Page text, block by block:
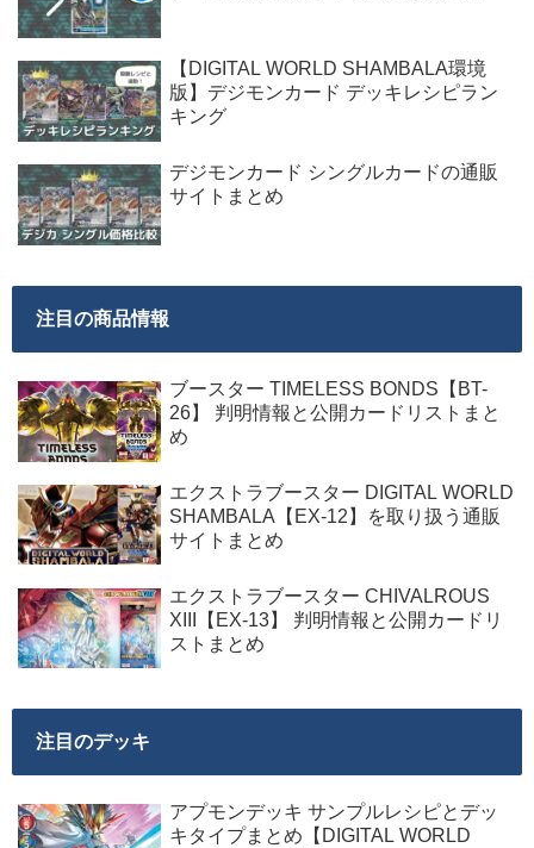
【DIGITAL WORLD SHAMBALA環境
版】デジモンカード デッキレシピラン
キング
デジモンカード シングルカードの通販
サイトまとめ
注目の商品情報
ブースター TIMELESS BONDS【BT-
26】 判明情報と公開カードリストまと
め
エクストラブースター DIGITAL WORLD
SHAMBALA【EX-12】を取り扱う通販
サイトまとめ
エクストラブースター CHIVALROUS
XIII【EX-13】 判明情報と公開カードリ
ストまとめ
注目のデッキ
アプモンデッキ サンプルレシピとデッ
キタイプまとめ【DIGITAL WORLD